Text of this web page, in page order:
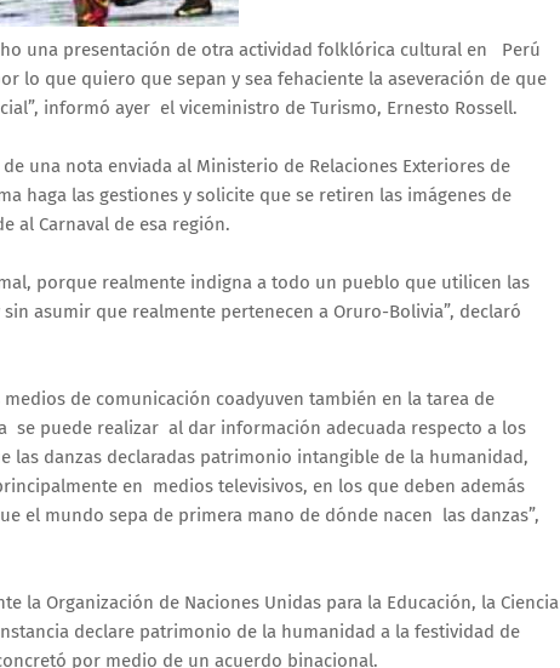
una presentación de otra actividad folklórica cultural en Perú
lo que quiero que sepan y sea fehaciente la aseveración de que
informó ayer el viceministro de Turismo, Ernesto Rossell.
una nota enviada al Ministerio de Relaciones Exteriores de
haga las gestiones y solicite que se retiren las imágenes de
al Carnaval de esa región.
porque realmente indigna a todo un pueblo que utilicen las
asumir que realmente pertenecen a Oruro-Bolivia”, declaró
de comunicación coadyuven también en la tarea de
se puede realizar al dar información adecuada respecto a los
las danzas declaradas patrimonio intangible de la humanidad,
en medios televisivos, en los que deben además
el mundo sepa de primera mano de dónde nacen las danzas”,
la Organización de Naciones Unidas para la Educación, la Ciencia
declare patrimonio de la humanidad a la festividad de
por medio de un acuerdo binacional.